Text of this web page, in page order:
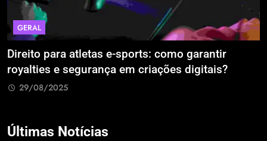
GERAL
Direito para atletas e-sports: como garantir
royalties e segurança em criações digitais?
29/08/2025
Últimas Notícias